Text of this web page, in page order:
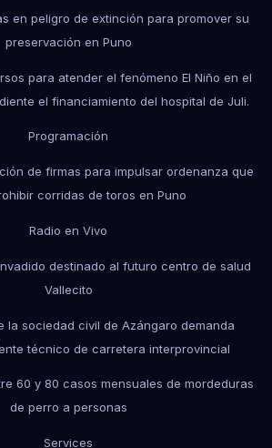
en peligro de extinción para promover su
preservación en Puno
para atender el fenómeno El Niño en el
el financiamiento del hospital de Juli.
Programación
de firmas para impulsar ordenanza que
corridas de toros en Puno
Radio en Vivo
destinado al futuro centro de salud
Vallecito
la sociedad civil de Azángaro demanda
técnico de carretera interprovincial
60 y 80 casos mensuales de mordeduras
de perro a personas
Services